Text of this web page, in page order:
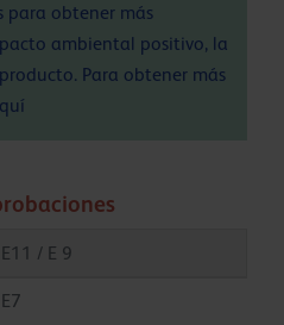
para obtener más
ambiental positivo, la
Para obtener más
E11 / E 9
E7